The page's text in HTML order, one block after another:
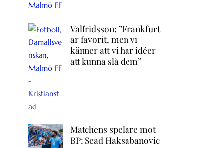
Valfridsson: ”Frankfurt
är favorit, men vi
känner att vi har idéer
att kunna slå dem”
Matchens spelare mot
BP: Sead Haksabanovic